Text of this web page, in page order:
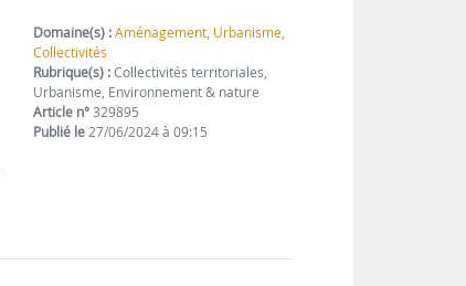
Domaine(s) : Aménagement, Urbanisme,
Collectivités
Rubrique(s) :Collectivités territoriales,
Urbanisme, Environnement & nature
Article n°329895
Publié le27/06/2024 à 09:15